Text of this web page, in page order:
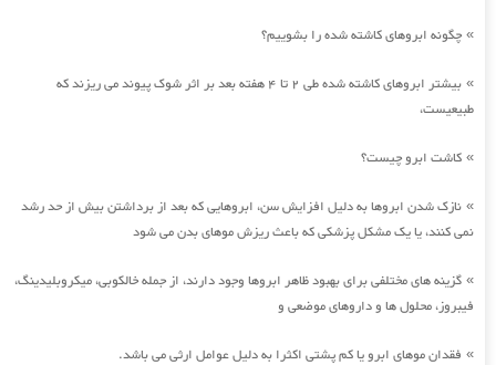
» چگونه ابروهای کاشته شده را بشوییم؟
»
بیشتر ابروهای کاشته شده طی 2 تا 4 هفته بعد بر اثر شوک پیوند می ریزند که
طبیعیست،
» کاشت ابرو چیست؟
» نازک شدن ابروها به دلیل افزایش سن، ابروهایی که بعد از برداشتن بیش از حد رشد
نمی کنند، یا یک مشکل پزشکی که باعث ریزش موهای بدن می شود
» گزینه های مختلفی برای بهبود ظاهر ابروها وجود دارند، از جمله خالکوبی، میکروبلیدینگ،
فیبروز، محلول ها و داروهای موضعی و
» فقدان موهای ابرو یا کم پشتی اکثرا به دلیل عوامل ارثی می باشد.